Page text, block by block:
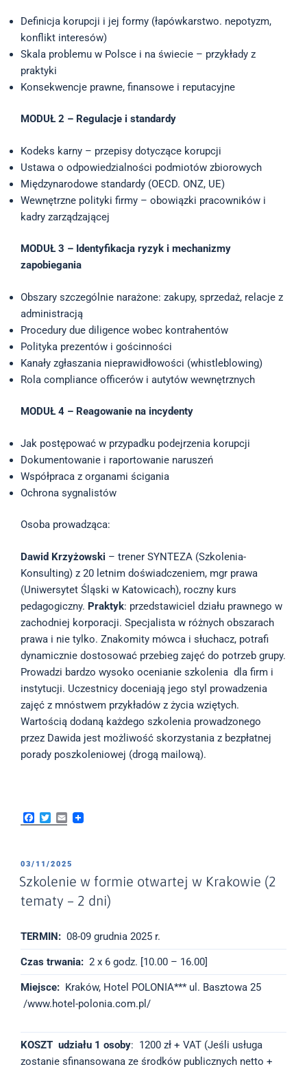
Definicja korupcji i jej formy (łapówkarstwo. nepotyzm,
konflikt interesów)
Skala problemu w Polsce i na świecie – przykłady z
praktyki
Konsekwencje prawne, finansowe i reputacyjne
MODUŁ 2 – Regulacje i standardy
Kodeks karny – przepisy dotyczące korupcji
Ustawa o odpowiedzialności podmiotów zbiorowych
Międzynarodowe standardy (OECD. ONZ, UE)
Wewnętrzne polityki firmy – obowiązki pracowników i
kadry zarządzającej
MODUŁ 3 – Identyfikacja ryzyk i mechanizmy
zapobiegania
Obszary szczególnie narażone: zakupy, sprzedaż, relacje z
administracją
Procedury due diligence wobec kontrahentów
Polityka prezentów i gościnności
Kanały zgłaszania nieprawidłowości (whistleblowing)
Rola compliance officerów i autytów wewnętrznych
MODUŁ 4 – Reagowanie na incydenty
Jak postępować w przypadku podejrzenia korupcji
Dokumentowanie i raportowanie naruszeń
Współpraca z organami ścigania
Ochrona sygnalistów
Osoba prowadząca:
Dawid Krzyżowski – trener SYNTEZA (Szkolenia-
Konsulting) z 20 letnim doświadczeniem, mgr prawa
(Uniwersytet Śląski w Katowicach), roczny kurs
pedagogiczny. Praktyk: przedstawiciel działu prawnego w
zachodniej korporacji. Specjalista w różnych obszarach
prawa i nie tylko. Znakomity mówca i słuchacz, potrafi
dynamicznie dostosować przebieg zajęć do potrzeb grupy.
Prowadzi bardzo wysoko ocenianie szkolenia dla firm i
instytucji. Uczestnicy doceniają jego styl prowadzenia
zajęć z mnóstwem przykładów z życia wziętych.
Wartością dodaną każdego szkolenia prowadzonego
przez Dawida jest możliwość skorzystania z bezpłatnej
porady poszkoleniowej (drogą mailową).
F
a
b
o
T
w
t
r
E
l
OPUBLIKOWANE
W
03/11/2025
Szkolenie w formie otwartej w Krakowie (2
tematy – 2 dni)
TERMIN: 08-09 grudnia 2025 r.
Czas trwania: 2 x 6 godz. [10.00 – 16.00]
Miejsce: Kraków, Hotel POLONIA*** ul. Basztowa 25
/www.hotel-polonia.com.pl/
KOSZT udziału 1 osoby: 1200 zł + VAT (Jeśli usługa
zostanie sfinansowana ze środków publicznych netto +